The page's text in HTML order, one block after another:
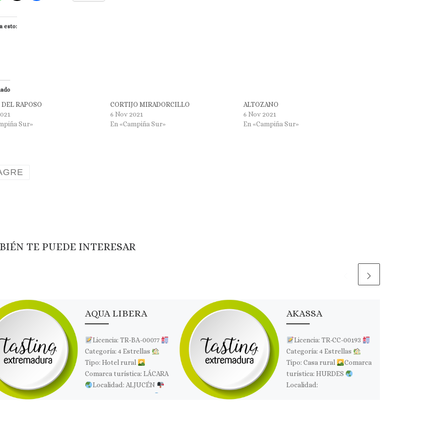
esto:
RAPOSO
Sur»
CORTIJO MIRADORCILLO
6 Nov 2021
En «Campiña Sur»
ALTOZANO
6 Nov 2021
En «Campiña Sur»
TE PUEDE INTERESAR
AQUA LIBERA
Licencia: TR-BA-00077
Categoría: 4 Estrellas
Tipo: Hotel rural
Comarca turística: LÁCARA
Localidad: ALJUCÉN
AKASSA
Licencia: TR-CC-00193
Categoría: 4 Estrellas
Tipo: Casa rural
Comarca
turística: HURDES
Localidad: